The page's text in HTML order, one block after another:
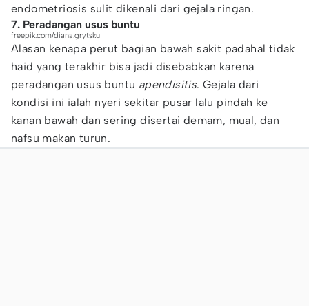
endometriosis sulit dikenali dari gejala ringan.
7. Peradangan usus buntu
freepik.com/diana.grytsku
Alasan kenapa perut bagian bawah sakit padahal tidak
haid yang terakhir bisa jadi disebabkan karena
peradangan usus buntu apendisitis. Gejala dari
kondisi ini ialah nyeri sekitar pusar lalu pindah ke
kanan bawah dan sering disertai demam, mual, dan
nafsu makan turun.